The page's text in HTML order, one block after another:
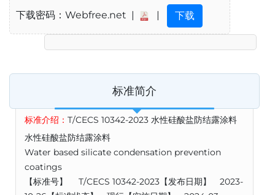
下载密码：Webfree.net | | 下载
标准简介
标准介绍： T/CECS 10342-2023 水性硅酸盐防结露涂料
水性硅酸盐防结露涂料
Water based silicate condensation prevention
coatings
【标准号】 T/CECS 10342-2023【发布日期】 2023-